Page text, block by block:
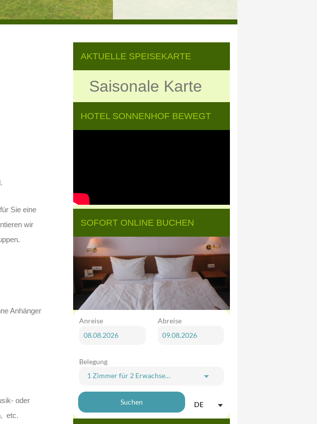
Sie eine
wir
Anhänger
oder
etc.
AKTUELLE SPEISEKARTE
Saisonale Karte
HOTEL SONNENHOF BEWEGT
SOFORT ONLINE BUCHEN
Anreise Abreise
Belegung
1 Zimmerfür 2 Erwachsene
Suchen DE